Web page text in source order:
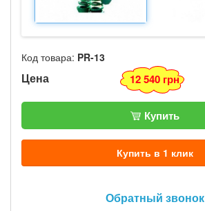
Код товара: PR-13
Цена 12 540 грн
Купить
Купить в 1 клик
Обратный звонок